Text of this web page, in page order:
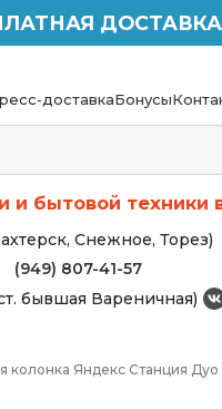
доставкаБонусы
и бытовой техники
Снежное, Торез)
(949) 807-41-57
бывшая Вареничная)
колонка Яндекс Станция